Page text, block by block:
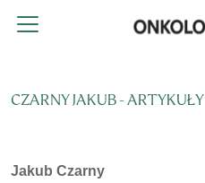
CZARNY JAKUB - ARTYKUŁY
Jakub Czarny